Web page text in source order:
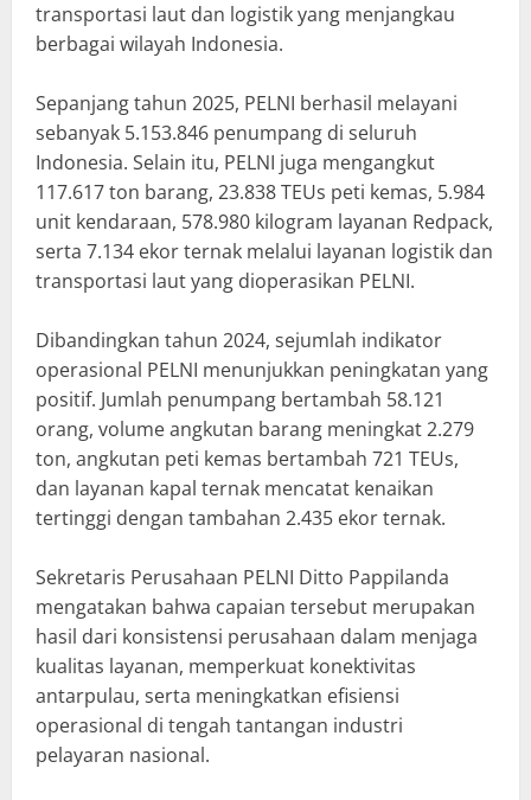
transportasi laut dan logistik yang menjangkau
berbagai wilayah Indonesia.
Sepanjang tahun 2025, PELNI berhasil melayani
sebanyak 5.153.846 penumpang di seluruh
Indonesia. Selain itu, PELNI juga mengangkut
117.617 ton barang, 23.838 TEUs peti kemas, 5.984
unit kendaraan, 578.980 kilogram layanan Redpack,
serta 7.134 ekor ternak melalui layanan logistik dan
transportasi laut yang dioperasikan PELNI.
Dibandingkan tahun 2024, sejumlah indikator
operasional PELNI menunjukkan peningkatan yang
positif. Jumlah penumpang bertambah 58.121
orang, volume angkutan barang meningkat 2.279
ton, angkutan peti kemas bertambah 721 TEUs,
dan layanan kapal ternak mencatat kenaikan
tertinggi dengan tambahan 2.435 ekor ternak.
Sekretaris Perusahaan PELNI Ditto Pappilanda
mengatakan bahwa capaian tersebut merupakan
hasil dari konsistensi perusahaan dalam menjaga
kualitas layanan, memperkuat konektivitas
antarpulau, serta meningkatkan efisiensi
operasional di tengah tantangan industri
pelayaran nasional.